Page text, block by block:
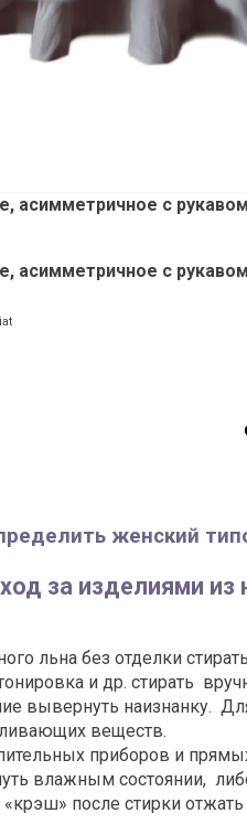
асимметричное с
асимметричное с
женский
за изделиями из
льна без отделки
и др. стирать
вывернуть наизнанку.
веществ.
приборов и
влажным состоянии,
после стирки